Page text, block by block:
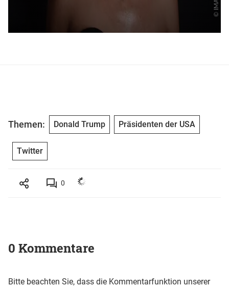
Themen: Donald Trump Präsidenten der USA
Twitter
0
0 Kommentare
Bitte beachten Sie, dass die Kommentarfunktion unserer